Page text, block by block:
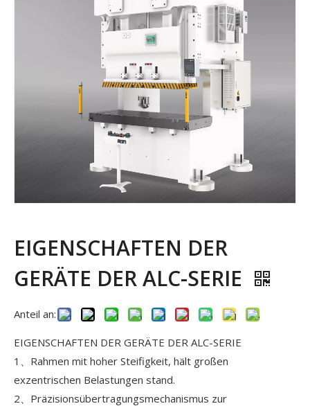
EIGENSCHAFTEN DER
GERÄTE DER ALC-SERIE
Anteil an:
EIGENSCHAFTEN DER GERÄTE DER ALC-SERIE
1、Rahmen mit hoher Steifigkeit, hält großen
exzentrischen Belastungen stand.
2、Präzisionsübertragungsmechanismus zur